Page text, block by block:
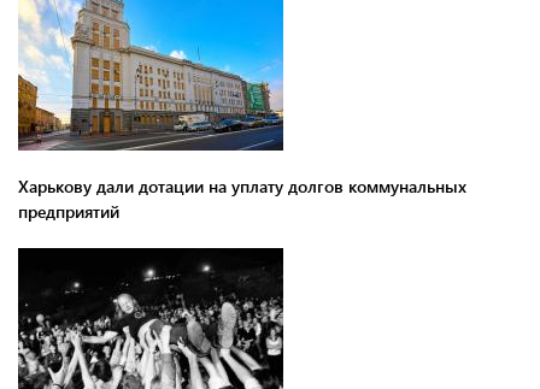
Харькову дали дотации на уплату долгов коммунальных
предприятий